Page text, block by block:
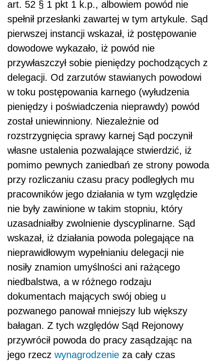
art. 52 § 1 pkt 1 k.p., albowiem powód nie
spełnił przesłanki zawartej w tym artykule. Sąd
pierwszej instancji wskazał, iż postępowanie
dowodowe wykazało, iż powód nie
przywłaszczył sobie pieniędzy pochodzących z
delegacji. Od zarzutów stawianych powodowi
w toku postępowania karnego (wyłudzenia
pieniędzy i poświadczenia nieprawdy) powód
został uniewinniony. Niezależnie od
rozstrzygnięcia sprawy karnej Sąd poczynił
własne ustalenia pozwalające stwierdzić, iż
pomimo pewnych zaniedbań ze strony powoda
przy rozliczaniu czasu pracy podległych mu
pracowników jego działania w tym względzie
nie były zawinione w takim stopniu, który
uzasadniałby zwolnienie dyscyplinarne. Sąd
wskazał, iż działania powoda polegające na
nieprawidłowym wypełnianiu delegacji nie
nosiły znamion umyślności ani rażącego
niedbalstwa, a w różnego rodzaju
dokumentach mających swój obieg u
pozwanego panował mniejszy lub większy
bałagan. Z tych względów Sąd Rejonowy
przywrócił powoda do pracy zasądzając na
jego rzecz wynagrodzenie za cały czas